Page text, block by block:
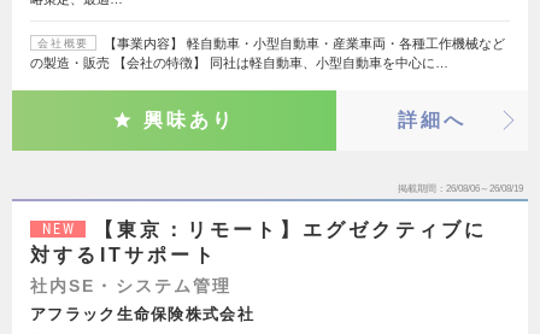
会社概要
【事業内容】 軽自動車・小型自動車・産業車両・各種工作機械など
の製造・販売 【会社の特徴】 同社は軽自動車、小型自動車を中心に…
興味あり 詳細へ
掲載期間 26/08/06～26/08/19
NEW
【東京：リモート】エグゼクティブに
対するITサポート
社内SE・システム管理
アフラック生命保険株式会社